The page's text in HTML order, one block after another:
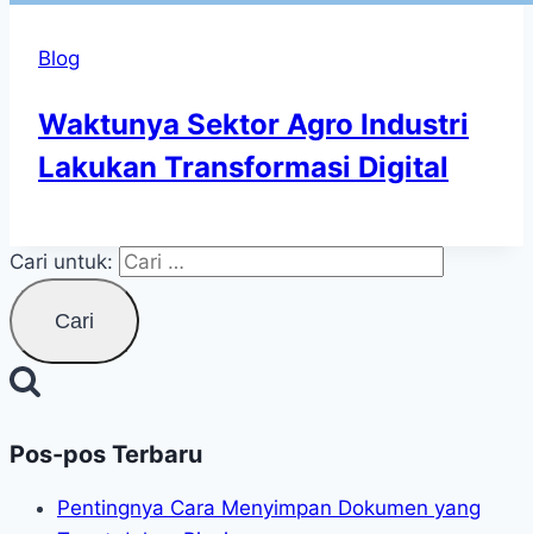
Blog
Waktunya Sektor Agro Industri
Lakukan Transformasi Digital
Cari untuk:
Pos-pos Terbaru
Pentingnya Cara Menyimpan Dokumen yang